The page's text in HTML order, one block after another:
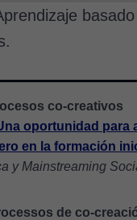
co-creativos
oportunidad para
en la formación
y Mainstreaming
de co-